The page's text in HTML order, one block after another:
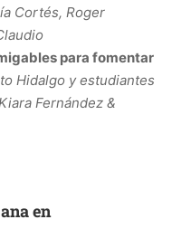
Cortés, Roger
para fomentar
Hidalgo y estudiantes
Fernández &
en